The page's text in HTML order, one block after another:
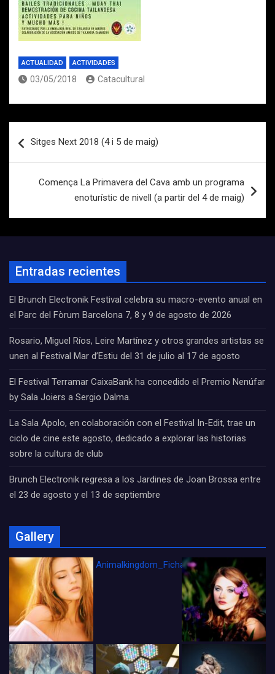
ACTUALIDAD ACTIVIDADES
03/05/2018 Catacultural
de
Sitges Next 2018 (4 i 5 de maig)
Comença La Primavera del Cava amb un programa
enoturístic de nivell (a partir del 4 de maig)
Entradas recientes
El Brunch Electronik Festival celebra su macro-evento anual en
el Parc del Fòrum Barcelona 7, 8 y 9 de agosto de 2026
Rosario, Miguel Ríos, Leire Martínez y otros grandes artistas se
unen al Festival Mar d’Estiu del 31 de julio al 17 de agosto
El Festival Terramar CaixaBank ha concedido el Premio Nenúfar
by Sala Joiers a Sergio Dalma.
La Sala Apolo, en colaboración con el Festival In-Edit, trae un
ciclo de cine este agosto, dedicado a explorar las historias
sobre la cultura de club
Brunch Electronik regresa a los Jardines de Joan Brossa entre
el 23 de agosto y el 13 de septiembre
Gallery
Animalkingdom_FichaCine